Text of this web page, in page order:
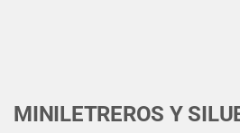
MINILETREROS Y